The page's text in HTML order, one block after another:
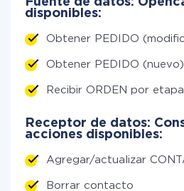
disponibles:
Obtener PEDIDO
Obtener PEDIDO (nuevo)
Recibir ORDEN por
Receptor de datos:
acciones disponibles:
Agregar/actualizar
Borrar contacto